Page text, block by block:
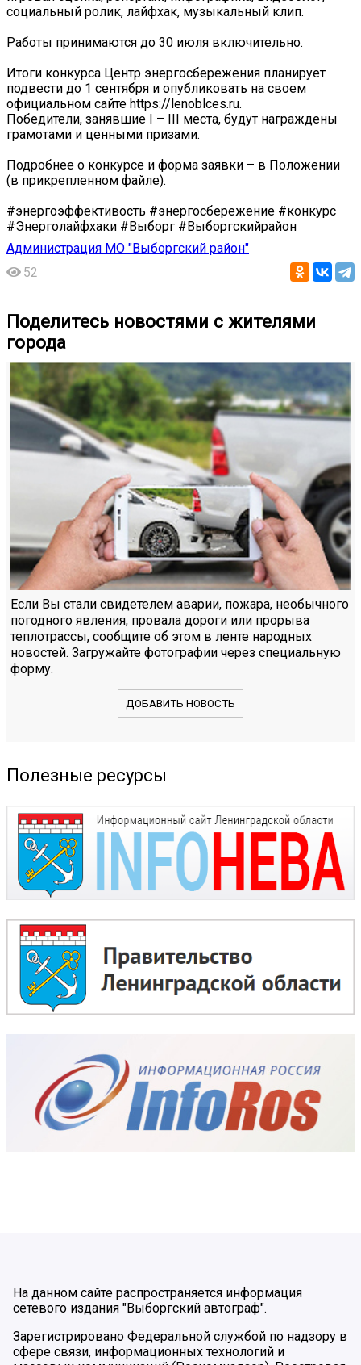
социальный ролик, лайфхак, музыкальный клип.
Работы принимаются до 30 июля включительно.
Итоги конкурса Центр энергосбережения планирует
подвести до 1 сентября и опубликовать на своем
официальном сайте https://lenoblces.ru.
Победители, занявшие I – III места, будут награждены
грамотами и ценными призами.
Подробнее о конкурсе и форма заявки – в Положении
(в прикрепленном файле).
#энергоэффективость #энергосбережение #конкурс
#Энерголайфхаки #Выборг #Выборгскийрайон
Администрация МО "Выборгский район"
52
Поделитесь новостями с жителями
города
Если Вы стали свидетелем аварии, пожара, необычного
погодного явления, провала дороги или прорыва
теплотрассы, сообщите об этом в ленте народных
новостей. Загружайте фотографии через специальную
форму.
ДОБАВИТЬ НОВОСТЬ
Полезные ресурсы
На данном сайте распространяется информация
сетевого издания "Выборгский автограф".
Зарегистрировано Федеральной службой по надзору в
сфере связи, информационных технологий и